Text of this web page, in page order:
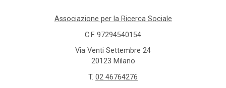
Associazione per la Ricerca Sociale
C.F. 97294540154
Via Venti Settembre 24
20123 Milano
T. 02 46764276